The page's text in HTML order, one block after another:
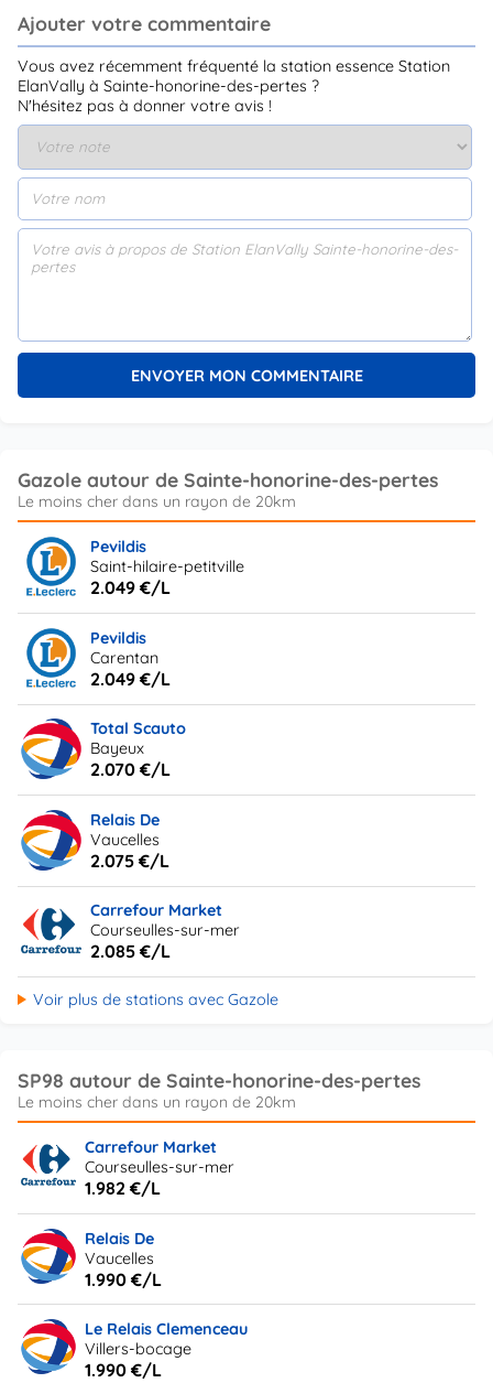
Ajouter votre commentaire
Vous avez récemment fréquenté la station essence Station
ElanVally à Sainte-honorine-des-pertes ?
N'hésitez pas à donner votre avis !
Gazole autour de Sainte-honorine-des-pertes
Pevildis
Saint-hilaire-petitville
2.049 €/L
Pevildis
Carentan
2.049 €/L
Total Scauto
Bayeux
2.070 €/L
Relais De
Vaucelles
2.075 €/L
Carrefour Market
Courseulles-sur-mer
2.085 €/L
Voir plus de stations avec Gazole
SP98 autour de Sainte-honorine-des-pertes
Carrefour Market
Courseulles-sur-mer
1.982 €/L
Relais De
Vaucelles
1.990 €/L
Le Relais Clemenceau
Villers-bocage
1.990 €/L